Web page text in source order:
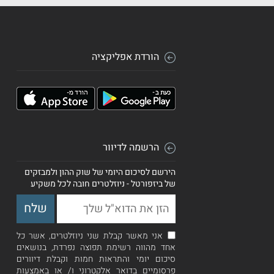
הורדת אפליקציה
הרשמה לדיוור
הירשם לסיכום היומי של שוק ההון ולמבזקים
של ביזפורטל - ניוזלטרים חובה לכל משקיע
אני מאשר קבלת שני ניוזלטרים, אשר כל
אחד מהווה רשימת תפוצה נפרדת, בנושאים
סיכום יומי והתראות חמות וקבלת דיוורים
פרסומיים בדואר אלקטרוני ו/ או באמצעות